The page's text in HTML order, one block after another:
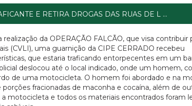
E RETIRA DROGAS DAS RUAS DE L ...
da OPERAÇÃO FALCÃO, que visa contribuir
(CVLI), uma guarnição da CIPE CERRADO recebeu
que estaria traficando entorpecentes em um
deslocou até o local indicado, onde um homem,
de uma motocicleta. O homem foi abordado e na
fracionadas de maconha e cocaína, além de
motocicleta e todos os materiais encontrados foram